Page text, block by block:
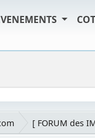
[ FORUM des